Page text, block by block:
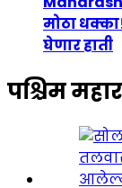
मोठा
घेणार हाती
पश्चिम